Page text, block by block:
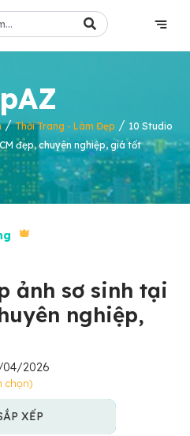
/Thời Trang - Làm Đẹp / 10 Studio
đẹp, chuyên nghiệp, giá tốt
ảnh sơ sinh tại
nghiệp,
04/2026
chọn)
XẾP